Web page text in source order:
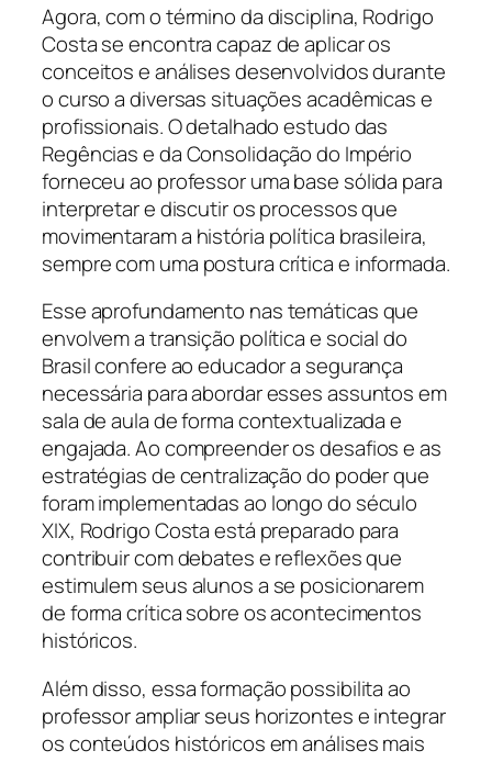
Agora, com o término da disciplina, Rodrigo
Costa se encontra capaz de aplicar os
conceitos e análises desenvolvidos durante
o curso a diversas situações acadêmicas e
profissionais. O detalhado estudo das
Regências e da Consolidação do Império
forneceu ao professor uma base sólida para
interpretar e discutir os processos que
movimentaram a história política brasileira,
sempre com uma postura crítica e informada.
Esse aprofundamento nas temáticas que
envolvem a transição política e social do
Brasil confere ao educador a segurança
necessária para abordar esses assuntos em
sala de aula de forma contextualizada e
engajada. Ao compreender os desafios e as
estratégias de centralização do poder que
foram implementadas ao longo do século
XIX, Rodrigo Costa está preparado para
contribuir com debates e reflexões que
estimulem seus alunos a se posicionarem
de forma crítica sobre os acontecimentos
históricos.
Além disso, essa formação possibilita ao
professor ampliar seus horizontes e integrar
os conteúdos históricos em análises mais